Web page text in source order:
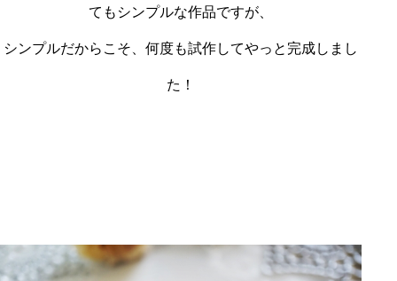
てもシンプルな作品ですが、
シンプルだからこそ、何度も試作してやっと完成しまし
た！